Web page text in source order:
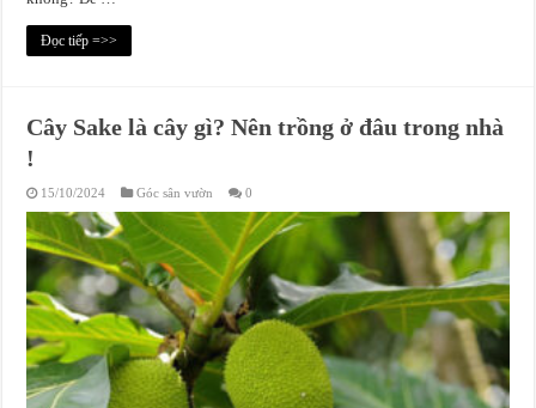
Đọc tiếp =>>
Cây Sake là cây gì? Nên trồng ở đâu trong nhà
!
15/10/2024 Góc sân vườn 0